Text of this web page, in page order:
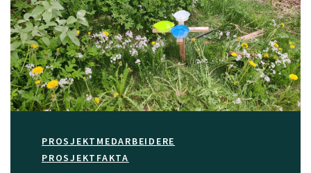
PROSJEKTMEDARBEIDERE
PROSJEKTFAKTA